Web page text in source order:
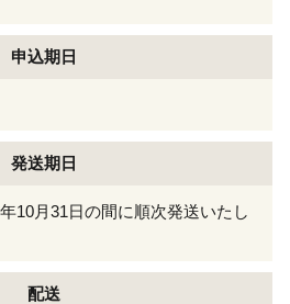
申込期日
発送期日
10月31日の間に順次発送いたし
配送